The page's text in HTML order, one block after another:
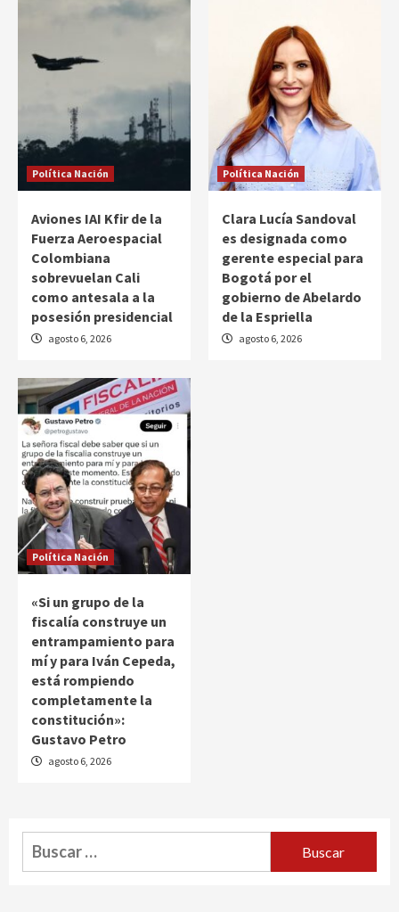
Política Nación
Aviones IAI Kfir de la
Fuerza Aeroespacial
Colombiana
sobrevuelan Cali
como antesala a la
posesión presidencial
agosto 6, 2026
Política Nación
Clara Lucía Sandoval
es designada como
gerente especial para
Bogotá por el
gobierno de Abelardo
de la Espriella
agosto 6, 2026
Política Nación
«Si un grupo de la
fiscalía construye un
entrampamiento para
mí y para Iván Cepeda,
está rompiendo
completamente la
constitución»:
Gustavo Petro
agosto 6, 2026
Buscar: